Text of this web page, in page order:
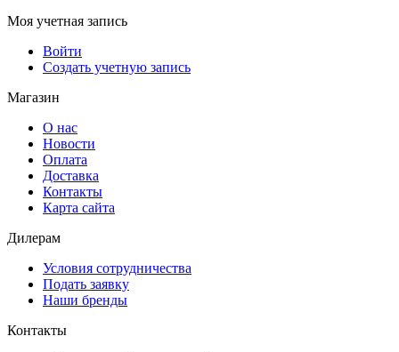
Моя учетная запись
Войти
Создать учетную запись
Магазин
О нас
Новости
Оплата
Доставка
Контакты
Карта сайта
Дилерам
Условия сотрудничества
Подать заявку
Наши бренды
Контакты